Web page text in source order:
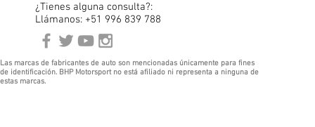
¿Tienes alguna consulta?:
Llámanos: +51 996 839 788
Las marcas de fabricantes de auto son mencionadas únicamente para fines
de identificación. BHP Motorsport no está afiliado ni representa a ninguna de
estas marcas.